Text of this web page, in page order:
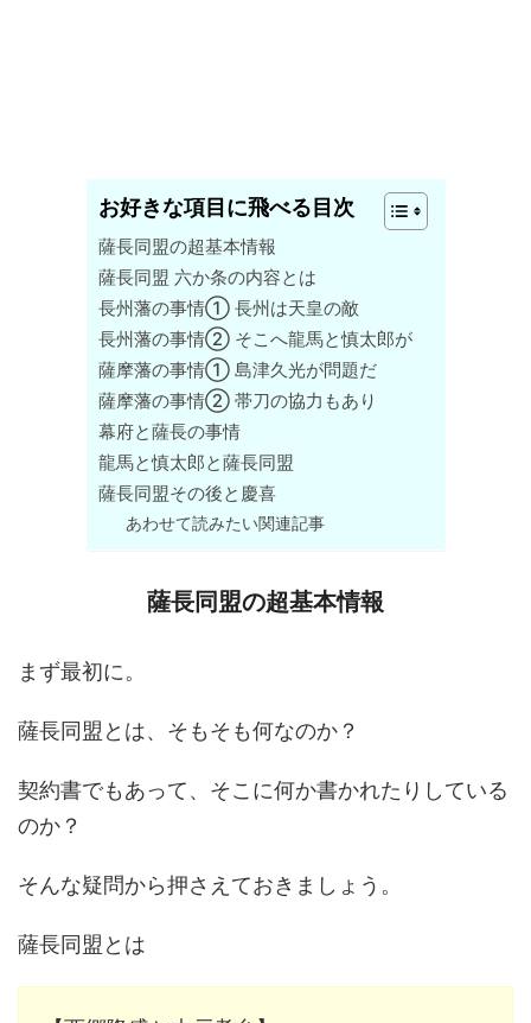
お好きな項目に飛べる目次
薩長同盟の超基本情報
薩長同盟 六か条の内容とは
長州藩の事情① 長州は天皇の敵
長州藩の事情② そこへ龍馬と慎太郎が
薩摩藩の事情① 島津久光が問題だ
薩摩藩の事情② 帯刀の協力もあり
幕府と薩長の事情
龍馬と慎太郎と薩長同盟
薩長同盟その後と慶喜
あわせて読みたい関連記事
薩長同盟の超基本情報
まず最初に。
薩長同盟とは、そもそも何なのか？
契約書でもあって、そこに何か書かれたりしている
のか？
そんな疑問から押さえておきましょう。
薩長同盟とは